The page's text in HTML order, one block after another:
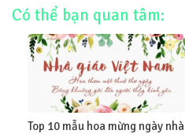
Có thể bạn quan tâm:
Top 10 mẫu hoa mừng ngày nhà